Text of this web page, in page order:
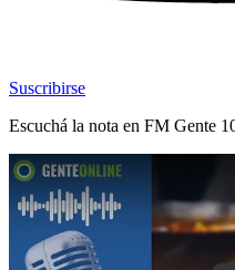
Suscribirse
Escuchá la nota en FM Gente